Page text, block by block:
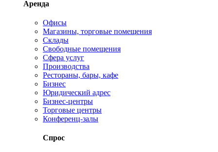
Аренда
Офисы
Магазины, торговые помещения
Склады
Свободные помещения
Сфера услуг
Производства
Рестораны, бары, кафе
Бизнес
Юридический адрес
Бизнес-центры
Торговые центры
Конференц-залы
Спрос